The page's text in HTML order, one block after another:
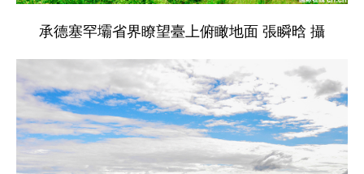
承德塞罕壩省界瞭望臺上俯瞰地面 張瞬晗 攝